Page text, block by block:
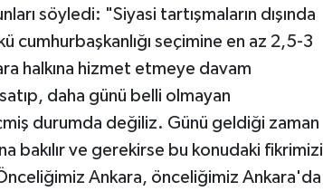
söyledi: "Siyasi tartışmaların dışında
cumhurbaşkanlığı seçimine en az 2,5-3
halkına hizmet etmeye davam
daha günü belli olmayan
durumda değiliz. Günü geldiği zaman
bakılır ve gerekirse bu konudaki fikrimizi
Ankara, önceliğimiz Ankara'da